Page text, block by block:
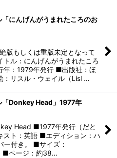
「にんげんがうまれたころのお
版もしくは重版未定となって
ル：にんげんがうまれたころ
年：1979年発行 ■出版社：ほ
：リスル・ウェイル（Lisl …
「Donkey Head」1977年
Head ■1977年発行（だと
スト：英語 ■エディション：ハ
ー付き。 ■サイズ：
■ページ：約38…